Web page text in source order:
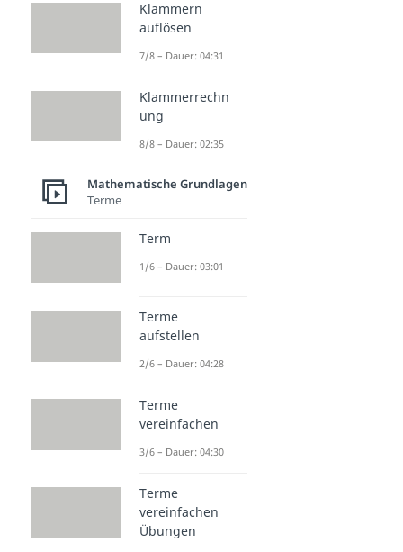
Klammern
auflösen
7/8 – Dauer: 04:31
Klammerrechn
ung
8/8 – Dauer: 02:35
Mathematische Grundlagen
Terme
Term
1/6 – Dauer: 03:01
Terme
aufstellen
2/6 – Dauer: 04:28
Terme
vereinfachen
3/6 – Dauer: 04:30
Terme
vereinfachen
Übungen